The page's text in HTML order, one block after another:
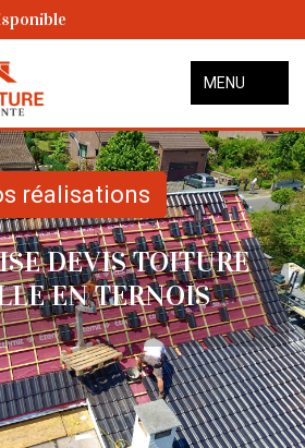
MENU
réalisations
DEVIS TOITURE
EN TERNOIS